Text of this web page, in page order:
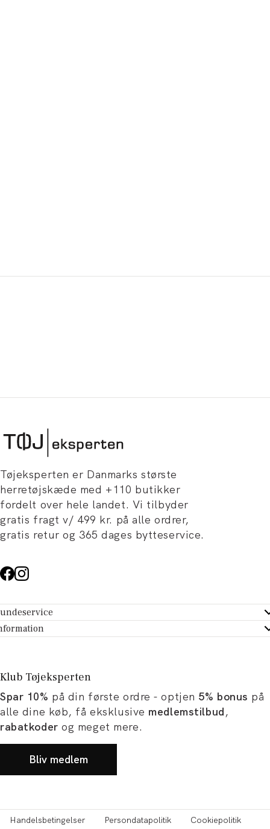
Tøjeksperten er Danmarks største
herretøjskæde med +110 butikker
fordelt over hele landet. Vi tilbyder
gratis fragt v/ 499 kr. på alle ordrer,
gratis retur og 365 dages bytteservice.
- Hjælpecenter
dit køb
Tøjeksperten
og artikler
og karriere
Klub Tøjeksperten
Spar 10% på din første ordre - optjen 5% bonus på
alle dine køb, få eksklusive medlemstilbud,
rabatkoder og meget mere.
Bliv medlem
Handelsbetingelser Persondatapolitik Cookiepolitik